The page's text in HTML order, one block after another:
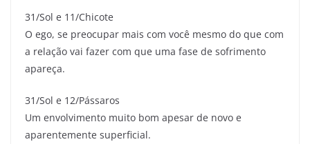
31/Sol e 11/Chicote
O ego, se preocupar mais com você mesmo do que com
a relação vai fazer com que uma fase de sofrimento
apareça.
31/Sol e 12/Pássaros
Um envolvimento muito bom apesar de novo e
aparentemente superficial.